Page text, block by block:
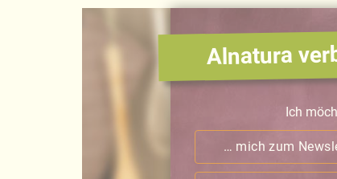
Alnatura
Ich
… mich zum